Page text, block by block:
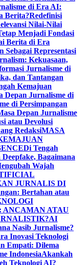
di Era AI:
Berita?Redefinisi
Nilai-Nilai
Menjadi Fondasi
Berita di Era
Sebagai Representasi
Kekuasaan,
Jurnalisme di
dan Tantangan
Kemajuan
Depan Jurnalisme di
di Persimpangan
Depan Jurnalisme
atau Devolusi
RedaksiMASA
Di Tengah
Bagaimana
Wajah
JURNALIS DI
Bertahan atau
ANCAMAN ATAU
AI
Nasib Jurnalisme?
Inovasi Teknologi
Empati: Dilema
IndonesiaAkankah
Teknologi AI?